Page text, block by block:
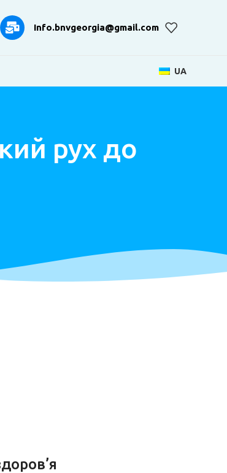
Info.bnvgeorgia@gmail.com
UA
рух до